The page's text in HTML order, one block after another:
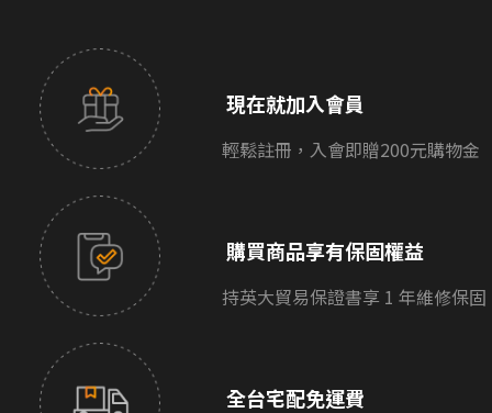
現在就加入會員
輕鬆註冊，入會即贈200元購物金
購買商品享有保固權益
持英大貿易保證書享 1 年維修保固
全台宅配免運費